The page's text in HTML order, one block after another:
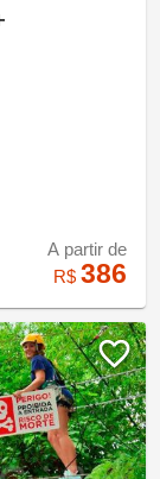
A partir de
R$ 386